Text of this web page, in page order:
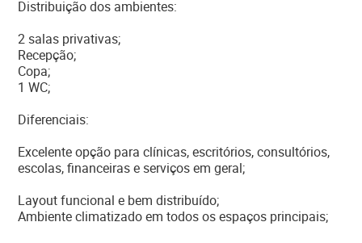
Distribuição dos ambientes:
2 salas privativas;
Recepção;
Copa;
1 WC;
Diferenciais:
Excelente opção para clínicas, escritórios, consultórios,
escolas, financeiras e serviços em geral;
Layout funcional e bem distribuído;
Ambiente climatizado em todos os espaços principais;